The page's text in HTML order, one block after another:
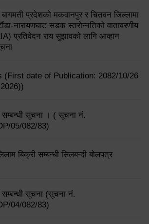
प्रदेशको मकवानपुर र चितवन जिल्लामा
नारायणघाट सडक स्तरोन्नतिको वातावरणीय
प्रतिवेदन राय सुझावको लागि आव्हान
(First date of Publication: 2082/10/26
सूचना । ( सूचना नं.
05/082/83)
बिक्री सम्बन्धी सिलबन्दी बोलपत्र
सूचना (सूचना नं.
04/082/83)